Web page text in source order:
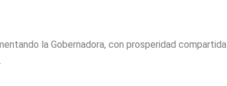
la Gobernadora, con prosperidad compartida